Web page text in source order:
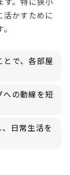
活かすために
とで、各部屋
への動線を短
日常生活を